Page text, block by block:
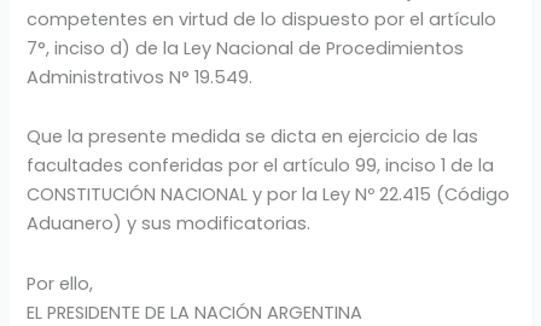
competentes en virtud de lo dispuesto por el artículo
7°, inciso d) de la Ley Nacional de Procedimientos
Administrativos N° 19.549.
Que la presente medida se dicta en ejercicio de las
facultades conferidas por el artículo 99, inciso 1 de la
CONSTITUCIÓN NACIONAL y por la Ley Nº 22.415 (Código
Aduanero) y sus modificatorias.
Por ello,
EL PRESIDENTE DE LA NACIÓN ARGENTINA